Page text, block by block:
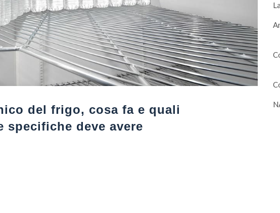
del frigo, cosa fa e quali
specifiche deve avere